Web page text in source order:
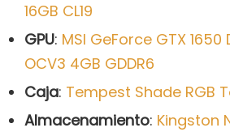
16GB CL19
GPU: MSI GeForce GTX 1650
OCV3 4GB GDDR6
Caja: Tempest Shade RGB
Almacenamiento: Kingston